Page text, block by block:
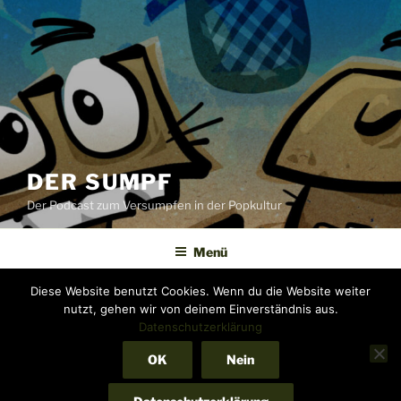
DER SUMPF
Der Podcast zum Versumpfen in der Popkultur
Menü
Die Registrierung wurde deaktiviert.
Diese Website benutzt Cookies. Wenn du die Website weiter
nutzt, gehen wir von deinem Einverständnis aus.
Datenschutzerklärung
OK Nein